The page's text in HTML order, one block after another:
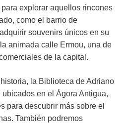
explorar aquellos rincones
como el barrio de
souvenirs únicos en su
animada calle Ermou, una de
de la capital.
la Biblioteca de Adriano
en el Ágora Antigua,
para descubrir más sobre el
También podremos